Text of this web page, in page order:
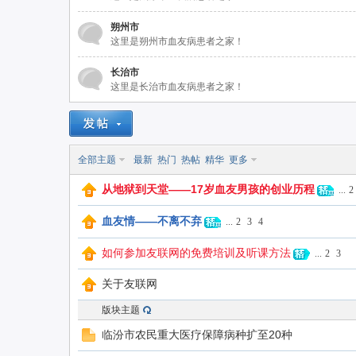
网
朔州市
这里是朔州市血友病患者之家！
长治市
这里是长治市血友病患者之家！
全部主题 最新 热门 热帖 精华 更多
从地狱到天堂——17岁血友男孩的创业历程 ... 2
血友情——不离不弃 ... 2 3 4
如何参加友联网的免费培训及听课方法 ... 2 3
关于友联网
版块主题
临汾市农民重大医疗保障病种扩至20种